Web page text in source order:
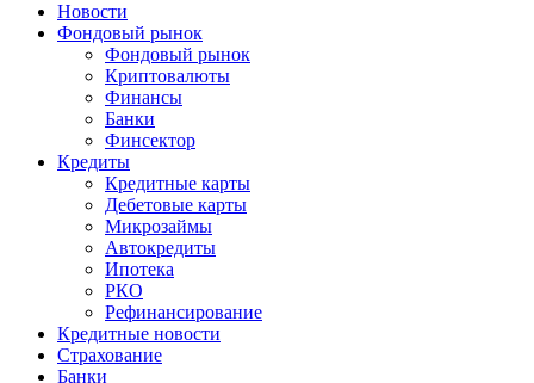
Новости
Фондовый рынок
Фондовый рынок
Криптовалюты
Финансы
Банки
Финсектор
Кредиты
Кредитные карты
Дебетовые карты
Микрозаймы
Автокредиты
Ипотека
РКО
Рефинансирование
Кредитные новости
Страхование
Банки